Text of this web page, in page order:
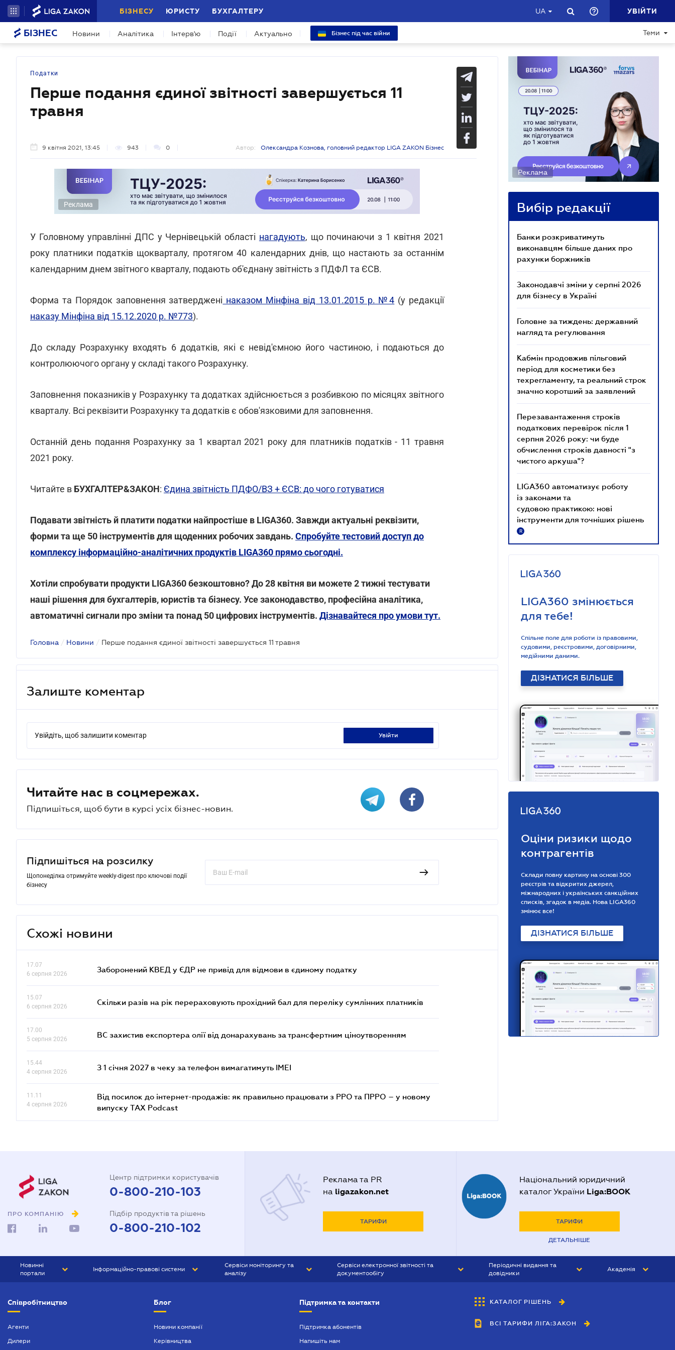
БІЗНЕСУ ЮРИСТУ БУХГАЛТЕРУ UA УВІЙТИ
БІЗНЕС Новини Аналітика Інтерв'ю Події Актуально Бізнес під час війни Теми
Податки
Перше подання єдиної звітності завершується 11
травня
9 квітня 2021, 13:45 943 0 Автор: Олександра Кознова, головний редактор LIGA ZAKON Бізнес
Реклама
У Головному управлінні ДПС у Чернівецькій області нагадують, що починаючи з 1 квітня 2021
року платники податків щокварталу, протягом 40 календарних днів, що настають за останнім
календарним днем звітного кварталу, подають об'єднану звітність з ПДФЛ та ЄСВ.
Форма та Порядок заповнення затверджені наказом Мінфіна від 13.01.2015 р. №4 (у редакції
наказу Мінфіна від 15.12.2020 р. №773).
До складу Розрахунку входять 6 додатків, які є невід'ємною його частиною, і подаються до
контролюючого органу у складі такого Розрахунку.
Заповнення показників у Розрахунку та додатках здійснюється з розбивкою по місяцях звітного
кварталу. Всі реквізити Розрахунку та додатків є обов'язковими для заповнення.
Останній день подання Розрахунку за 1 квартал 2021 року для платників податків - 11 травня
2021 року.
Читайте в БУХГАЛТЕР&ЗАКОН: Єдина звітність ПДФО/ВЗ + ЄСВ: до чого готуватися
Подавати звітність й платити податки найпростіше в LIGA360. Завжди актуальні реквізити,
форми та ще 50 інструментів для щоденних робочих завдань. Спробуйте тестовий доступ до
комплексу інформаційно-аналітичних продуктів LIGA360 прямо сьогодні.
Хотіли спробувати продукти LIGA360 безкоштовно? До 28 квітня ви можете 2 тижні тестувати
наші рішення для бухгалтерів, юристів та бізнесу. Усе законодавство, професійна аналітика,
автоматичні сигнали про зміни та понад 50 цифрових інструментів. Дізнавайтеся про умови тут.
Головна / Новини / Перше подання єдиної звітності завершується 11 травня
Залиште коментар
Увійдіть, щоб залишити коментар увійти
Читайте нас в соцмережах.
Підпишіться, щоб бути в курсі усіх бізнес-новин.
Підпишіться на розсилку
Щопонеділка отримуйте weekly-digest про ключові події
бізнесу
Схожі новини
17.07
6 серпня 2026
Заборонений КВЕД у ЄДР не привід для відмови в єдиному податку
15.07
6 серпня 2026
Скільки разів на рік перераховують прохідний бал для переліку сумлінних платників
17.00
5 серпня 2026
ВС захистив експортера олії від донарахувань за трансфертним ціноутворенням
15.44
4 серпня 2026
З 1 січня 2027 в чеку за телефон вимагатимуть IMEI
11.11
4 серпня 2026
Від посилок до інтернет-продажів: як правильно працювати з РРО та ПРРО – у новому
випуску TAX Podcast
Реклама
Вибір редакції
Банки розкриватимуть
виконавцям більше даних про
рахунки боржників
Законодавчі зміни у серпні 2026
для бізнесу в Україні
Головне за тиждень: державний
нагляд та регулювання
Кабмін продовжив пільговий
період для косметики без
техрегламенту, та реальний строк
значно коротший за заявлений
Перезавантаження строків
податкових перевірок після 1
серпня 2026 року: чи буде
обчислення строків давності "з
чистого аркуша"?
LIGA360 автоматизує роботу
із законами та
судовою практикою: нові
інструменти для точніших рішень
R
LIGA360 змінюється
для тебе!
Спільне поле для роботи із правовими,
судовими, реєстровими, договірними,
медійними даними.
ДІЗНАТИСЯ БІЛЬШЕ
Оціни ризики щодо
контрагентів
Склади повну картину на основі 300
реєстрів та відкритих джерел,
міжнародних і українських санкційних
списків, згадок в медіа. Нова LIGA360
змінює все!
ДІЗНАТИСЯ БІЛЬШЕ
ПРО КОМПАНІЮ
Центр підтримки користувачів
0-800-210-103
Підбір продуктів та рішень
0-800-210-102
Реклама та PR
на ligazakon.net
ТАРИФИ
Національний юридичний
каталог України Liga:BOOK
ТАРИФИ
ДЕТАЛЬНІШЕ
Новинні
портали
БІЗНЕС
Інформаційно-правові системи
БУХГАЛТЕР ПРОФ
Сервіси моніторингу та
аналізу
Сервіси електронної звітності та
документообігу
Періодичні видання та
довідники
БУХГАЛТЕР&ЗАКОН
ВІСНИК МСФЗ
Академія
Співробітництво
Агенти
Дилери
Блог
Новини компанії
Керівництва
Підтримка та контакти
Підтримка абонентів
Напишіть нам
КАТАЛОГ РІШЕНЬ
ВСІ ТАРИФИ ЛІГА:ЗАКОН